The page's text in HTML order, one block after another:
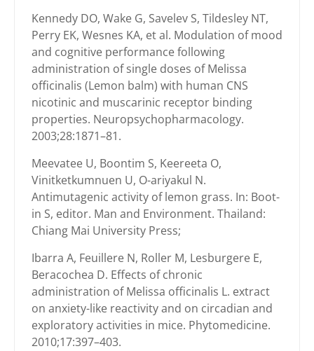
Kennedy DO, Wake G, Savelev S, Tildesley NT,
Perry EK, Wesnes KA, et al. Modulation of mood
and cognitive performance following
administration of single doses of Melissa
officinalis (Lemon balm) with human CNS
nicotinic and muscarinic receptor binding
properties. Neuropsychopharmacology.
2003;28:1871–81.
Meevatee U, Boontim S, Keereeta O,
Vinitketkumnuen U, O-ariyakul N.
Antimutagenic activity of lemon grass. In: Boot-
in S, editor. Man and Environment. Thailand:
Chiang Mai University Press;
Ibarra A, Feuillere N, Roller M, Lesburgere E,
Beracochea D. Effects of chronic
administration of Melissa officinalis L. extract
on anxiety-like reactivity and on circadian and
exploratory activities in mice. Phytomedicine.
2010;17:397–403.